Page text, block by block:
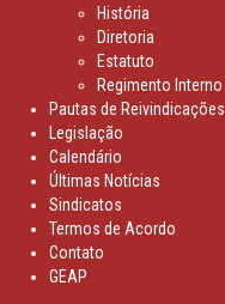
História
Diretoria
Estatuto
Regimento Interno
Pautas de Reivindicações
Legislação
Calendário
Últimas Notícias
Sindicatos
Termos de Acordo
Contato
GEAP